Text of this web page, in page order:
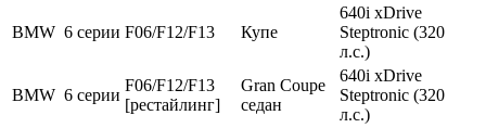
BMW 6 серии F06/F12/F13 Купе
640i xDrive
Steptronic (320
л.с.)
BMW 6 серии
F06/F12/F13
[рестайлинг]
Gran Coupe
седан
640i xDrive
Steptronic (320
л.с.)